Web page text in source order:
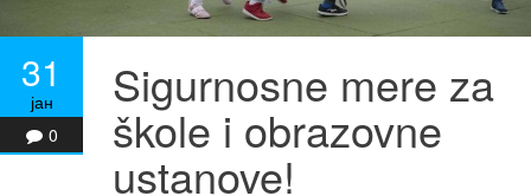
31
јан
0
Sigurnosne mere za
škole i obrazovne
ustanove!